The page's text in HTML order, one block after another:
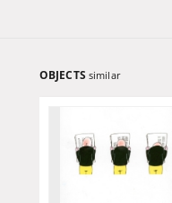
OBJECTS similar